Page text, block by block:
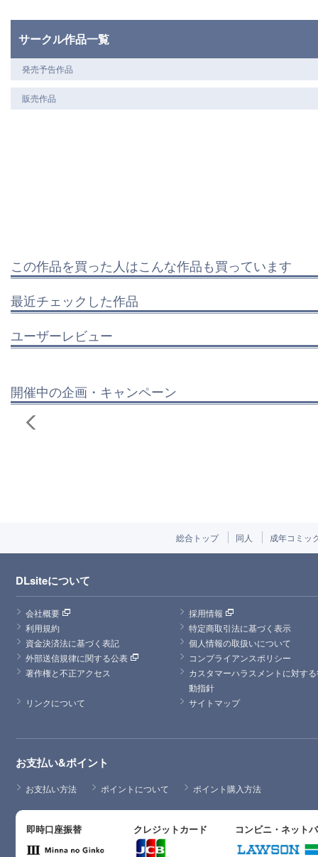
サークル作品一覧
発売予告作品
販売作品
この作品を買った人はこんな作品も買っています
最近チェックした作品
ユーザーレビュー
開催中の企画・キャンペーン
総合トップ 同人 成年コミッ
DLsiteについて
会社概要
採用情報
利用規約
特定商取引法に基づく表示
資金決済法に基づく表記
個人情報の取扱いについて
外部送信規律に関する公表
コンプライアンスポリシー
著作権と不正アクセス
カスタマーハラスメントに対す
動指針
リンクについて
サイトマップ
お支払い&ポイント
お支払い方法 ポイントについて ポイント購入方法
即時口座振替 クレジットカード コンビニ・ネット